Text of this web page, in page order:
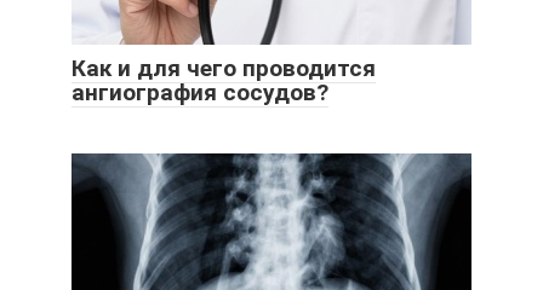
Как и для чего проводится
ангиография сосудов?